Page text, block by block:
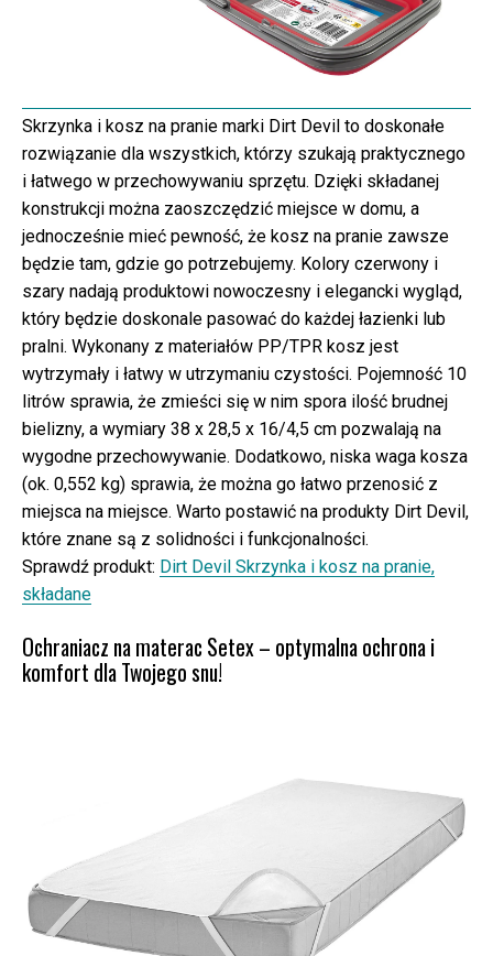
Skrzynka i kosz na pranie marki Dirt Devil to doskonałe
rozwiązanie dla wszystkich, którzy szukają praktycznego
i łatwego w przechowywaniu sprzętu. Dzięki składanej
konstrukcji można zaoszczędzić miejsce w domu, a
jednocześnie mieć pewność, że kosz na pranie zawsze
będzie tam, gdzie go potrzebujemy. Kolory czerwony i
szary nadają produktowi nowoczesny i elegancki wygląd,
który będzie doskonale pasować do każdej łazienki lub
pralni. Wykonany z materiałów PP/TPR kosz jest
wytrzymały i łatwy w utrzymaniu czystości. Pojemność 10
litrów sprawia, że zmieści się w nim spora ilość brudnej
bielizny, a wymiary 38 x 28,5 x 16/4,5 cm pozwalają na
wygodne przechowywanie. Dodatkowo, niska waga kosza
(ok. 0,552 kg) sprawia, że można go łatwo przenosić z
miejsca na miejsce. Warto postawić na produkty Dirt Devil,
które znane są z solidności i funkcjonalności.
Sprawdź produkt: Dirt Devil Skrzynka i kosz na pranie,
składane
Ochraniacz na materac Setex – optymalna ochrona i
komfort dla Twojego snu!